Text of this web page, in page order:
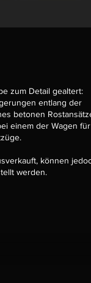
zum Detail gealtert:
entlang der
betonen
einem der Wagen für
können
werden.